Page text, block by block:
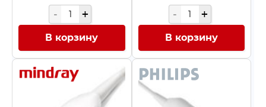
В корзину В корзину